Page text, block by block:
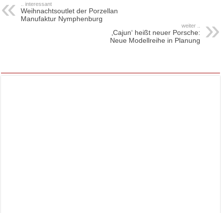
.. interessant
Weihnachtsoutlet der Porzellan
Manufaktur Nymphenburg
weiter ..
‚Cajun‘ heißt neuer Porsche:
Neue Modellreihe in Planung